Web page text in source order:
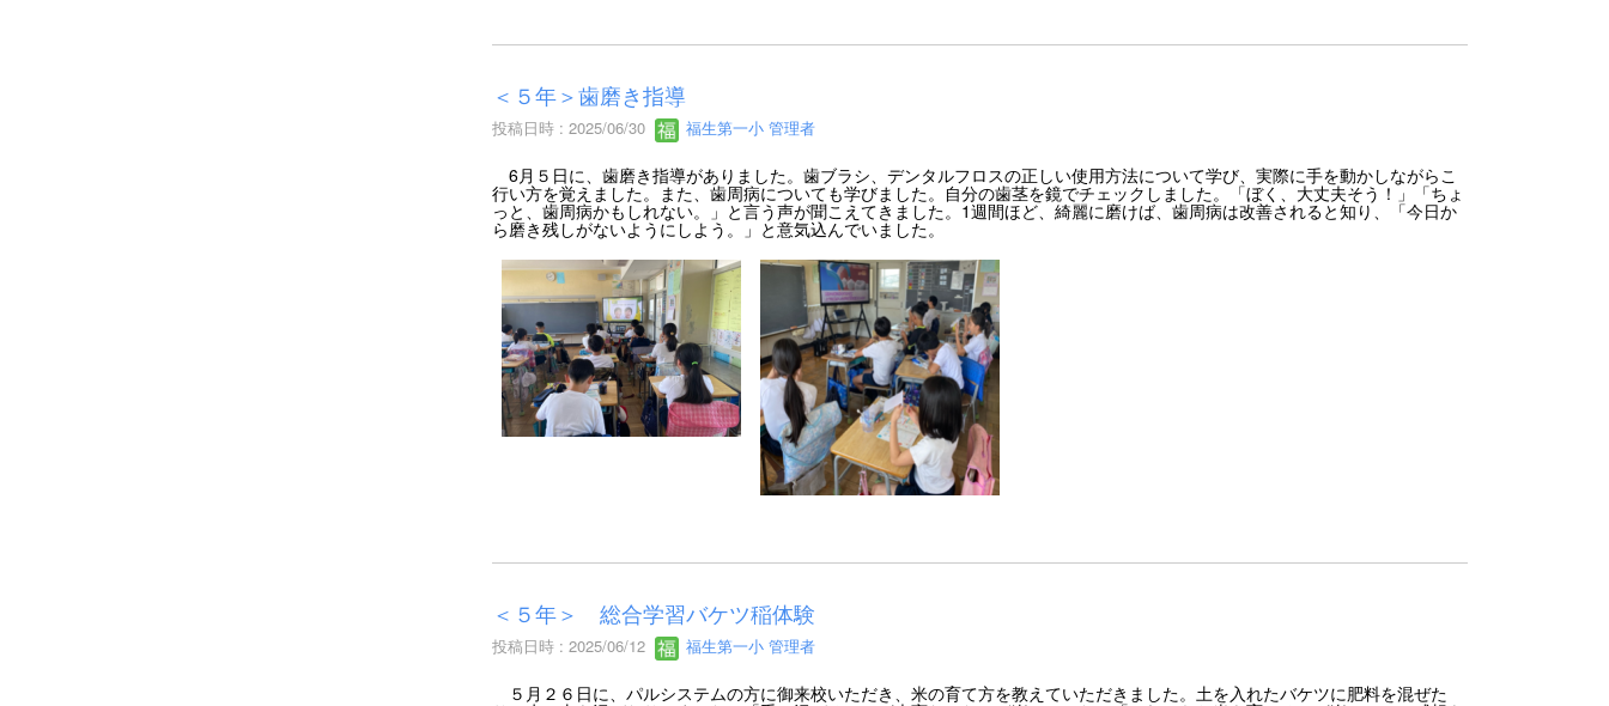
＜５年＞歯磨き指導
投稿日時 : 2025/06/30 福生第一小 管理者
6月５日に、歯磨き指導がありました。歯ブラシ、デンタルフロスの正しい使用方法について学び、実際に手を動かしながらこ
行い方を覚えました。また、歯周病についても学びました。自分の歯茎を鏡でチェックしました。「ぼく、大丈夫そう！」「ちょ
っと、歯周病かもしれない。」と言う声が聞こえてきました。1週間ほど、綺麗に磨けば、歯周病は改善されると知り、「今日か
ら磨き残しがないようにしよう。」と意気込んでいました。
＜５年＞ 総合学習バケツ稲体験
投稿日時 : 2025/06/12 福生第一小 管理者
５月２６日に、パルシステムの方に御来校いただき、米の育て方を教えていただきました。土を入れたバケツに肥料を混ぜた